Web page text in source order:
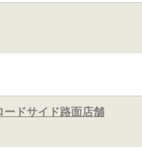
ドサイド路面店舗